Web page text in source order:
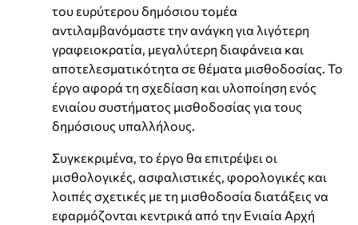
του ευρύτερου δημόσιου τομέα
αντιλαμβανόμαστε την ανάγκη για λιγότερη
γραφειοκρατία, μεγαλύτερη διαφάνεια και
αποτελεσματικότητα σε θέματα μισθοδοσίας. Το
έργο αφορά τη σχεδίαση και υλοποίηση ενός
ενιαίου συστήματος μισθοδοσίας για τους
δημόσιους υπαλλήλους.
Συγκεκριμένα, το έργο θα επιτρέψει οι
μισθολογικές, ασφαλιστικές, φορολογικές και
λοιπές σχετικές με τη μισθοδοσία διατάξεις να
εφαρμόζονται κεντρικά από την Ενιαία Αρχή